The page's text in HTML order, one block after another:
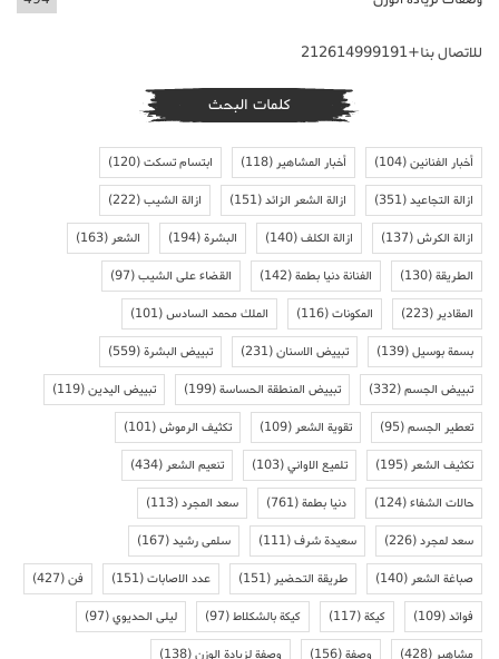
للاتصال بنا+212614999191
كلمات البحث
أخبار الفنانين(104) أخبار المشاهير(118) ابتسام تسكت(120)
ازالة التجاعيد(351) ازالة الشعر الزائد(151) ازالة الشيب(222)
ازالة الكرش(137) ازالة الكلف(140) البشرة(194) الشعر(163)
الطريقة(130) الفنانة دنيا بطمة(142) القضاء على الشيب(97)
المقادير(223) المكونات(116) الملك محمد السادس(101)
بسمة بوسيل(139) تبييض الاسنان(231) تبييض البشرة(559)
تبييض الجسم(332) تبييض المنطقة الحساسة(199) تبييض اليدين(119)
تعطير الجسم(95) تقوية الشعر(109) تكثيف الرموش(101)
تكثيف الشعر(195) تلميع الاواني(103) تنعيم الشعر(434)
حالات الشفاء(124) دنيا بطمة(761) سعد المجرد(113)
سعد لمجرد(226) سعيدة شرف(111) سلمى رشيد(167)
صباغة الشعر(140) طريقة التحضير(151) عدد الاصابات(151) فن(427)
فوائد(109) كيكة(117) كيكة بالشكلاط(97) ليلى الحديوي(97)
مشاهير(428) وصفة(156) وصفة لزيادة الوزن(138)